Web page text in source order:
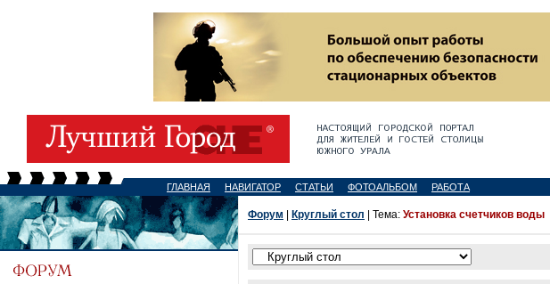
ГЛАВНАЯ НАВИГАТОР СТАТЬИ ФОТОАЛЬБОМ РАБОТА
Форум Круглый стол | Тема: Установка счетчиков воды